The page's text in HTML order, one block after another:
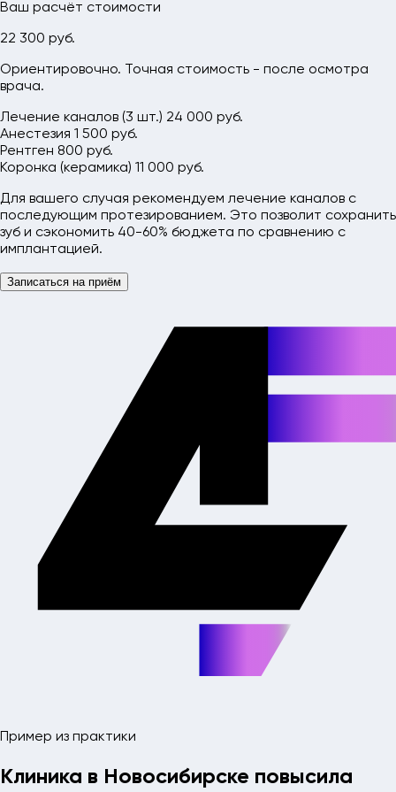
Ваш расчёт стоимости
22 300 руб.
Ориентировочно. Точная стоимость - после осмотра
врача.
Лечение каналов (3 шт.) 24 000 руб.
Анестезия 1 500 руб.
Рентген 800 руб.
Коронка (керамика) 11 000 руб.
Для вашего случая рекомендуем лечение каналов с
последующим протезированием. Это позволит сохранить
зуб и сэкономить 40-60% бюджета по сравнению с
имплантацией.
Записаться на приём
Пример из практики
Клиника в Новосибирске повысила